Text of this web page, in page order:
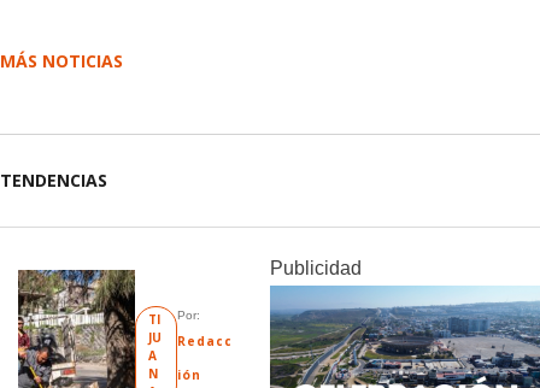
MÁS NOTICIAS
TENDENCIAS
TI
JU
A
N
Por:
Redacc
ión
Publicidad